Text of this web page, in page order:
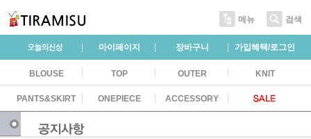
메뉴 검색
마이페이지 장바구니 가입혜택/로그인
BLOUSE TOP OUTER KNIT
PANTS&SKIRT ONEPIECE ACCESSORY